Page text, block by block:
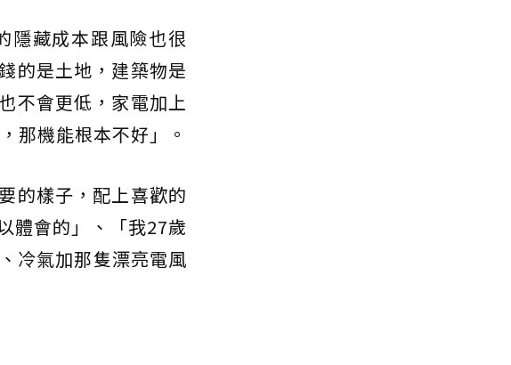
隱藏成本跟風險也很
的是土地，建築物是
不會更低，家電加上
那機能根本不好」。
的樣子，配上喜歡的
體會的」、「我27歲
冷氣加那隻漂亮電風